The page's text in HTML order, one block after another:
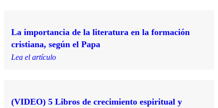
La importancia de la literatura en la formación
cristiana, según el Papa
Lea el artículo
(VIDEO) 5 Libros de crecimiento espiritual y